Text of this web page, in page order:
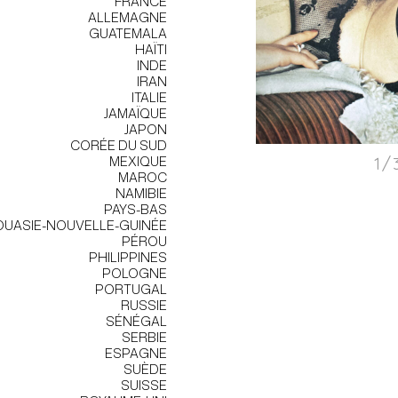
ALLEMAGNE
GUATEMALA
HAÏTI
INDE
IRAN
ITALIE
JAMAÏQUE
JAPON
CORÉE DU SUD
MEXIQUE
MAROC
NAMIBIE
PAYS-BAS
NOUVELLE-GUINÉE
PÉROU
PHILIPPINES
POLOGNE
PORTUGAL
RUSSIE
SÉNÉGAL
SERBIE
ESPAGNE
SUÈDE
SUISSE
1/